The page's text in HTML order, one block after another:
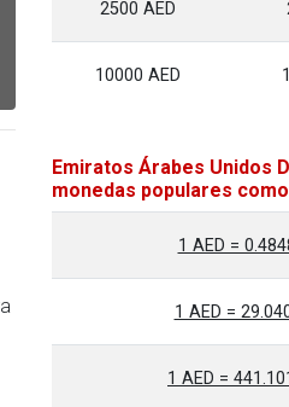
2500 AED
10000 AED
Emiratos Árabes Unidos
monedas populares
1 AED =
1 AED =
1 AED =